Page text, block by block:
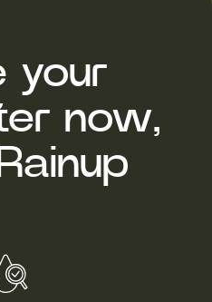
your
now,